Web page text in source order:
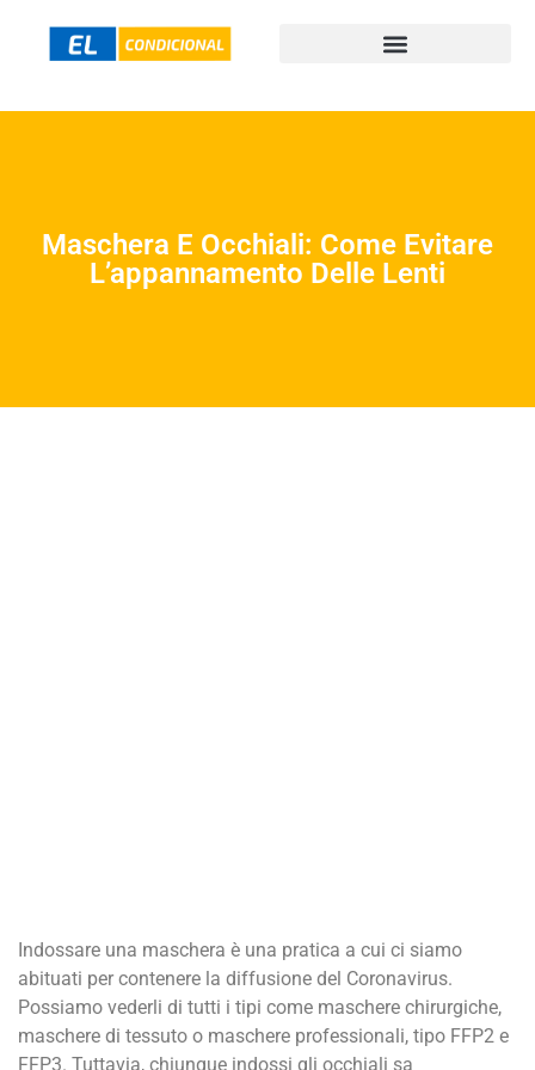
Maschera E Occhiali: Come Evitare
L’appannamento Delle Lenti
Indossare una maschera è una pratica a cui ci siamo
abituati per contenere la diffusione del Coronavirus.
Possiamo vederli di tutti i tipi come maschere chirurgiche,
maschere di tessuto o maschere professionali, tipo FFP2 e
FFP3. Tuttavia, chiunque indossi gli occhiali sa